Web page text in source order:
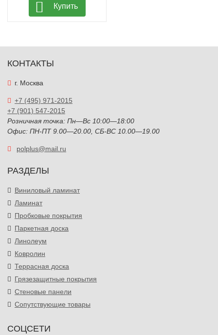
Купить
КОНТАКТЫ
г. Москва
+7 (495) 971-2015
+7 (901) 547-2015
Розничная точка: Пн—Вс 10:00—18:00
Офис: ПН-ПТ 9.00—20.00, СБ-ВС 10.00—19.00
polplus@mail.ru
РАЗДЕЛЫ
Виниловый ламинат
Ламинат
Пробковые покрытия
Паркетная доска
Линолеум
Ковролин
Террасная доска
Грязезащитные покрытия
Стеновые панели
Сопутствующие товары
СОЦСЕТИ